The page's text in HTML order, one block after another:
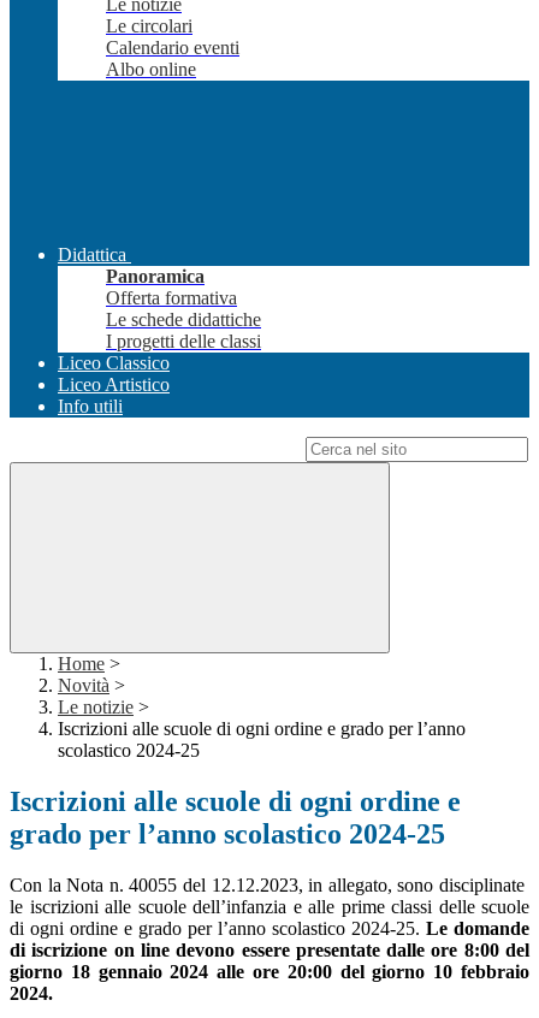
Le notizie
Le circolari
Calendario eventi
Albo online
Didattica
Panoramica
Offerta formativa
Le schede didattiche
I progetti delle classi
Liceo Classico
Liceo Artistico
Info utili
Home >
Novità >
Le notizie >
Iscrizioni alle scuole di ogni ordine e grado per l’anno
scolastico 2024-25
Iscrizioni alle scuole di ogni ordine e
grado per l’anno scolastico 2024-25
Con la Nota n. 40055 del 12.12.2023, in allegato, sono disciplinate
le iscrizioni alle scuole dell’infanzia e alle prime classi delle scuole
di ogni ordine e grado per l’anno scolastico 2024-25. Le domande
di iscrizione on line devono essere presentate dalle ore 8:00 del
giorno 18 gennaio 2024 alle ore 20:00 del giorno 10 febbraio
2024.